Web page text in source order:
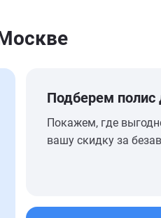
Подберем полис
Покажем, где
вашу скидку за